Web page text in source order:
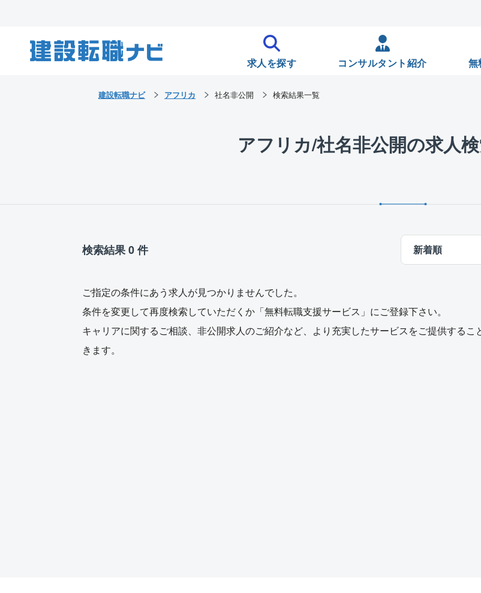
求人を探す コンサルタント紹介 無
アフリカ/社名非公開の求人
検索結果 0 件 新着順
ご指定の条件にあう求人が見つかりませんでした。
条件を変更して再度検索していただくか「無料転職支援サービス」にご登録下さい。
キャリアに関するご相談、非公開求人のご紹介など、より充実したサービスをご提供するこ
きます。
建設転職ナビ アフリカ 社名非公開 検索結果一覧